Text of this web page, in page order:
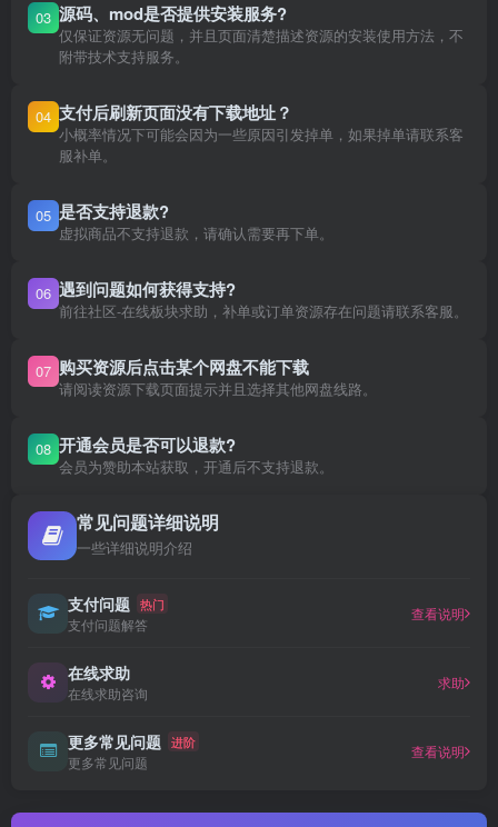
03 源码、mod是否提供安装服务?
仅保证资源无问题，并且页面清楚描述资源的安装使用方法，不
附带技术支持服务。
04 支付后刷新页面没有下载地址？
小概率情况下可能会因为一些原因引发掉单，如果掉单请联系客
服补单。
05 是否支持退款?
虚拟商品不支持退款，请确认需要再下单。
06 遇到问题如何获得支持?
前往社区-在线板块求助，补单或订单资源存在问题请联系客服。
07 购买资源后点击某个网盘不能下载
请阅读资源下载页面提示并且选择其他网盘线路。
08 开通会员是否可以退款?
会员为赞助本站获取，开通后不支持退款。
常见问题详细说明
一些详细说明介绍
支付问题 热门
支付问题解答
查看说明
在线求助
在线求助咨询
求助
更多常见问题 进阶
更多常见问题
查看说明